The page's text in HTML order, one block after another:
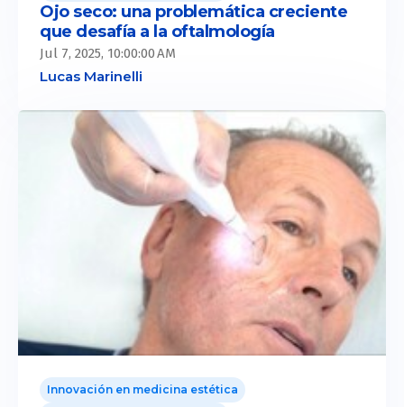
Ojo seco: una problemática creciente
que desafía a la oftalmología
Jul 7, 2025, 10:00:00 AM
Lucas Marinelli
Innovación en medicina estética